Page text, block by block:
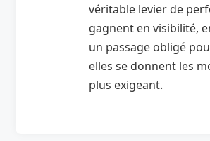
véritable levier de
gagnent en visibilité,
un passage obligé
elles se donnent les
plus exigeant.